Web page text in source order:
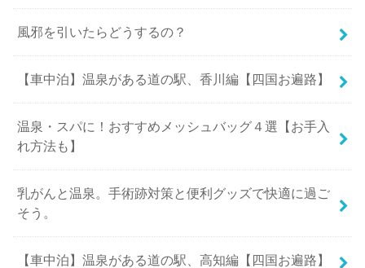
風邪を引いたらどうするの？
【車中泊】温泉がある道の駅、香川編【四国お遍路】
温泉・スパに！おすすめメッシュバッグ４選【お手入
れ方法も】
乳がんと温泉。手術跡対策と便利グッズで快適に過ご
そう。
【車中泊】温泉がある道の駅、高知編【四国お遍路】